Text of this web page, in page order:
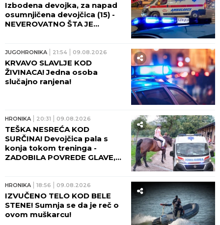
Izbodena devojka, za napad
osumnjičena devojčica (15) -
NEVEROVATNO ŠTA JE
JUGOHRONIKA 21:54 09.08.2026
KRVAVO SLAVLJE KOD
ŽIVINACA! Jedna osoba
slučajno ranjena!
HRONIKA 20:31 09.08.2026
TEŠKA NESREĆA KOD
SURČINA! Devojčica pala s
konja tokom treninga -
ZADOBILA POVREDE GLAVE,
HRONIKA 18:56 09.08.2026
IZVUČENO TELO KOD BELE
STENE! Sumnja se da je reč o
ovom muškarcu!